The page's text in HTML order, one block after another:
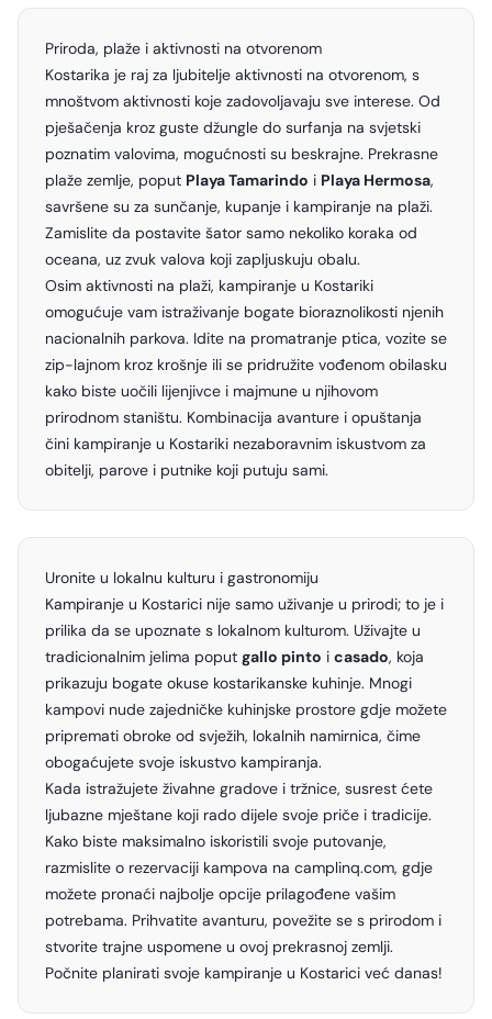
Priroda, plaže i aktivnosti na otvorenom
Kostarika je raj za ljubitelje aktivnosti na otvorenom, s
mnoštvom aktivnosti koje zadovoljavaju sve interese. Od
pješačenja kroz guste džungle do surfanja na svjetski
poznatim valovima, mogućnosti su beskrajne. Prekrasne
plaže zemlje, poput Playa Tamarindo i Playa Hermosa,
savršene su za sunčanje, kupanje i kampiranje na plaži.
Zamislite da postavite šator samo nekoliko koraka od
oceana, uz zvuk valova koji zapljuskuju obalu.
Osim aktivnosti na plaži, kampiranje u Kostariki
omogućuje vam istraživanje bogate bioraznolikosti njenih
nacionalnih parkova. Idite na promatranje ptica, vozite se
zip-lajnom kroz krošnje ili se pridružite vođenom obilasku
kako biste uočili lijenjivce i majmune u njihovom
prirodnom staništu. Kombinacija avanture i opuštanja
čini kampiranje u Kostariki nezaboravnim iskustvom za
obitelji, parove i putnike koji putuju sami.
Uronite u lokalnu kulturu i gastronomiju
Kampiranje u Kostarici nije samo uživanje u prirodi; to je i
prilika da se upoznate s lokalnom kulturom. Uživajte u
tradicionalnim jelima poput gallo pinto i casado, koja
prikazuju bogate okuse kostarikanske kuhinje. Mnogi
kampovi nude zajedničke kuhinjske prostore gdje možete
pripremati obroke od svježih, lokalnih namirnica, čime
obogaćujete svoje iskustvo kampiranja.
Kada istražujete živahne gradove i tržnice, susrest ćete
ljubazne mještane koji rado dijele svoje priče i tradicije.
Kako biste maksimalno iskoristili svoje putovanje,
razmislite o rezervaciji kampova na camplinq.com, gdje
možete pronaći najbolje opcije prilagođene vašim
potrebama. Prihvatite avanturu, povežite se s prirodom i
stvorite trajne uspomene u ovoj prekrasnoj zemlji.
Počnite planirati svoje kampiranje u Kostarici već danas!